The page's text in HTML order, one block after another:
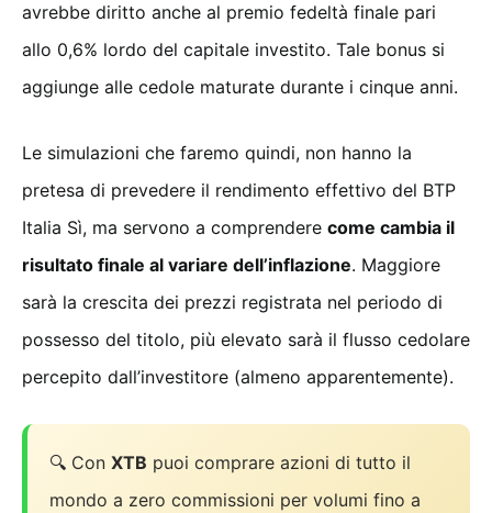
avrebbe diritto anche al premio fedeltà finale pari
allo 0,6% lordo del capitale investito. Tale bonus si
aggiunge alle cedole maturate durante i cinque anni.
Le simulazioni che faremo quindi, non hanno la
pretesa di prevedere il rendimento effettivo del BTP
Italia Sì, ma servono a comprendere come cambia il
risultato finale al variare dell’inflazione. Maggiore
sarà la crescita dei prezzi registrata nel periodo di
possesso del titolo, più elevato sarà il flusso cedolare
percepito dall’investitore (almeno apparentemente).
🔍 Con XTB puoi comprare azioni di tutto il
mondo a zero commissioni per volumi fino a